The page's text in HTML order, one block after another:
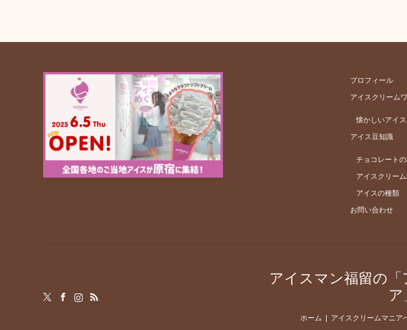
プロフィール
アイスクリーム
懐かしいアイ
アイス豆知識
チョコレート
アイスクリー
アイスの種類
お問い合わせ
アイスマン福留の
ア
ホーム アイスクリームマニア